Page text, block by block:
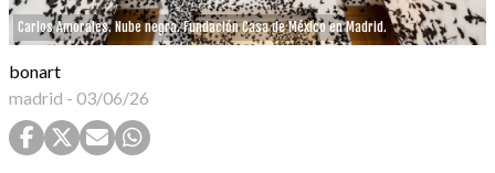
Carlos Amorales. Nube negra. Fundación Casa de México en Madrid.
bonart
madrid - 03/06/26